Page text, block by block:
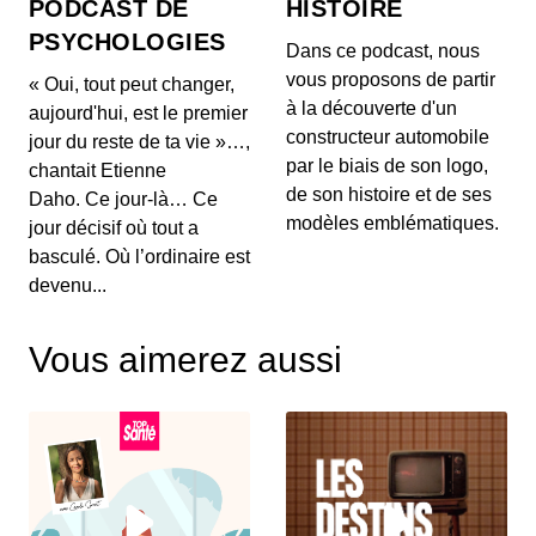
poids, l'impact du vin rouge et
tendances capillaires de Cannes
00:03:48 - IL Y A 2 MOIS
1. 🍽️ **Mythes de la perte de poids :** Découvrez
pourquoi manger tard le soir ne fait pas forcéme...
26 mai 2026 : Alerte sanitaire,
hydratation et astuces beauté pour les
mains
00:03:56 - IL Y A 2 MOIS
1. ⚠️ **Alerte de RappelConso sur les merguez
mer...
Tendances street food
00:04:07 - IL Y A 2 MOIS
18 mai 2026 : Cholestérol, Longévité et
Tendances Beauté
00:03:59 - IL Y A 2 MOIS
1. 🥗 **Régulation du cholestérol :** Le cholestérol
PODCAST DE
PSYCHOLOGIES
« Oui, tout peut changer,
aujourd'hui, est le premier
jour du reste de ta vie »…,
chantait Etienne
Daho. Ce jour-là… Ce
jour décisif où tout a
basculé. Où l’ordinaire est
devenu...
HISTOIRE
Dans ce podcast, nous
vous proposons de partir
à la découverte d'un
constructeur automobile
par le biais de son logo,
de son histoire et de ses
modèles emblématiques.
Vous aimerez aussi